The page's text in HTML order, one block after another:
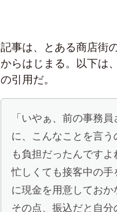
記事は、とある商店街
からはじまる。以下は
の引用だ。
「いやぁ、前の事務
に、こんなことを言
も負担だったんですよ
忙しくても接客中の
に現金を用意しておか
その点、振込だと自